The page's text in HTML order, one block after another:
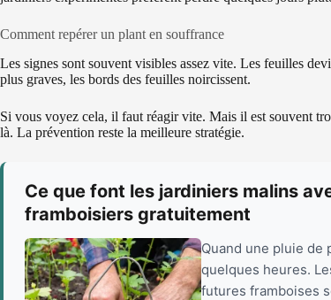
Comment repérer un plant en souffrance
Les signes sont souvent visibles assez vite. Les feuilles
plus graves, les bords des feuilles noircissent.
Si vous voyez cela, il faut réagir vite. Mais il est souvent
là. La prévention reste la meilleure stratégie.
Ce que font les jardiniers malins
framboisiers gratuitement
Quand une pluie de
quelques heures.
futures framboises